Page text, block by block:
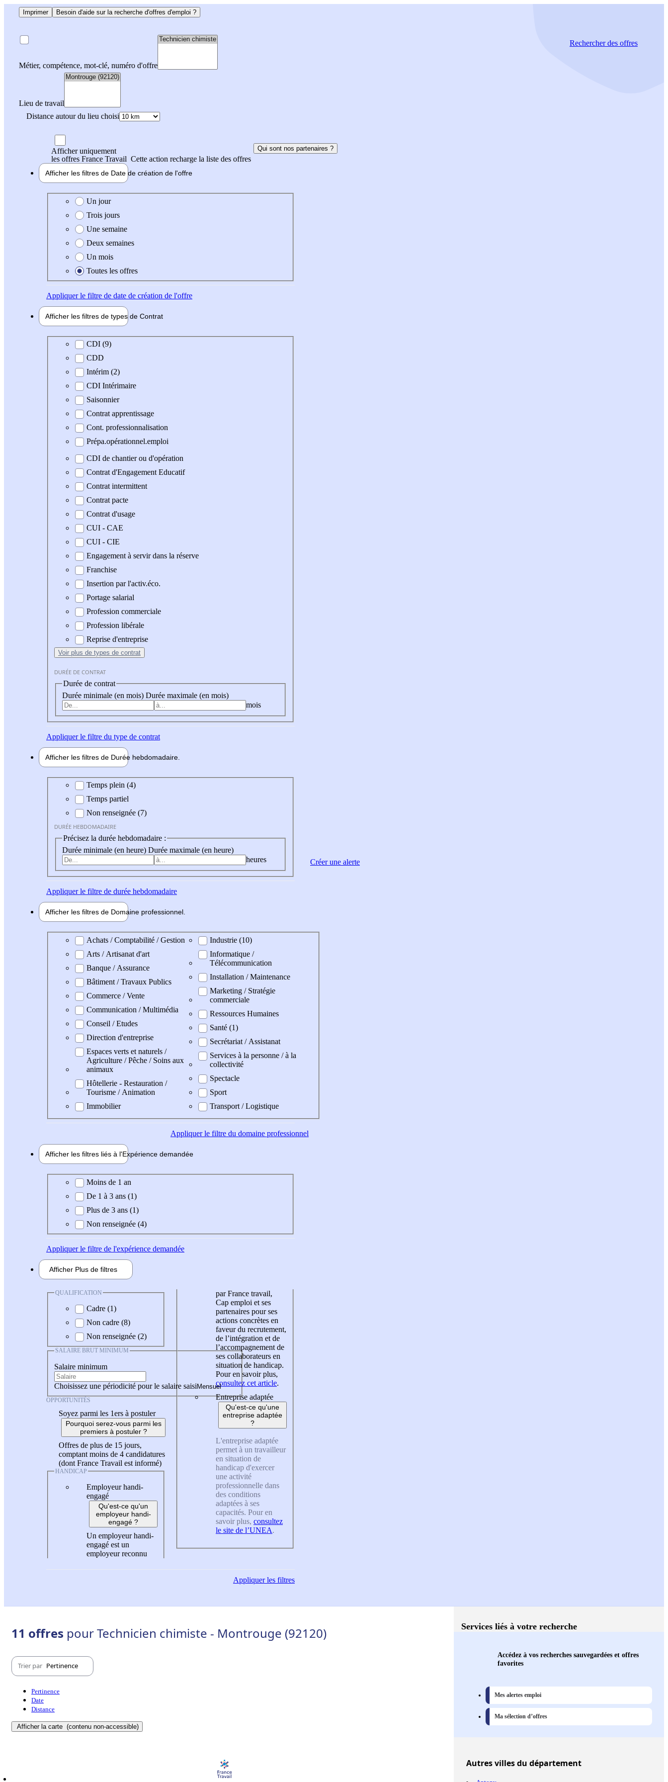
Imprimer Besoin d'aide sur la recherche d'offres d'emploi ?
Métier, compétence, mot-clé, numéro d'offre
Lieu de travail
Distance autour du lieu choisi
Rechercherdes offres
Afficher uniquement
les offres France Travail Cette action recharge la liste des offres
Qui sont nos partenaires ?
Afficher les filtres de Date de création de l'offre
Date de création de l'offre
Un jour
Trois jours
Une semaine
Deux semaines
Un mois
Toutes les offres
Appliquerle filtre de date de création de l'offre
Afficher les filtres de types de Contrat
Type de contrat
CDI (9)
CDD
Intérim (2)
CDI Intérimaire
Saisonnier
Contrat apprentissage
Cont. professionnalisation
Prépa.opérationnel.emploi
CDI de chantier ou d'opération
Contrat d'Engagement Educatif
Contrat intermittent
Contrat pacte
Contrat d'usage
CUI - CAE
CUI - CIE
Engagement à servir dans la réserve
Franchise
Insertion par l'activ.éco.
Portage salarial
Profession commerciale
Profession libérale
Reprise d'entreprise
Voir plus de types de contrat
DURÉE DE CONTRAT
Durée de contrat
Durée minimale (en mois) Durée maximale (en mois)
mois
Appliquerle filtre du type de contrat
Afficher les filtres de Durée hebdomadaire
Durée hebdomadaire
Temps plein (4)
Temps partiel
Non renseignée (7)
DURÉE HEBDOMADAIRE
Précisez la durée hebdomadaire :
Durée minimale (en heure) Durée maximale (en heure)
heures
Appliquerle filtre de durée hebdomadaire
Afficher les filtres de Domaine professionnel
Domaine professionel
Achats / Comptabilité / Gestion
Arts / Artisanat d'art
Banque / Assurance
Bâtiment / Travaux Publics
Commerce / Vente
Communication / Multimédia
Conseil / Etudes
Direction d'entreprise
Espaces verts et naturels /
Agriculture / Pêche / Soins aux
animaux
Hôtellerie - Restauration /
Tourisme / Animation
Immobilier
Industrie (10)
Informatique /
Télécommunication
Installation / Maintenance
Marketing / Stratégie
commerciale
Ressources Humaines
Santé (1)
Secrétariat / Assistanat
Services à la personne / à la
collectivité
Spectacle
Sport
Transport / Logistique
Appliquerle filtre du domaine professionnel
Afficher les filtres liés à l'Expérience demandée
Expérience demandée
Moins de 1 an
De 1 à 3 ans (1)
Plus de 3 ans (1)
Non renseignée (4)
Appliquerle filtre de l'expérience demandée
Afficher Plus de filtres
QUALIFICATION
Cadre (1)
Non cadre (8)
Non renseignée (2)
SALAIRE BRUT MINIMUM
Salaire minimum
Choisissez une périodicité pour le salaire saisi
OPPORTUNITÉS
Soyez parmi les 1ers à postuler
Pourquoi serez-vous parmi les
premiers à postuler ?
Offres de plus de 15 jours,
comptant moins de 4 candidatures
(dont France Travail est informé)
HANDICAP
Employeur handi-
engagé
Qu'est-ce qu'un
employeur handi-
engagé ?
Un employeur handi-
engagé est un
employeur reconnu
par France travail,
Cap emploi et ses
partenaires pour ses
actions concrètes en
faveur du recrutement,
de l’intégration et de
l’accompagnement de
ses collaborateurs en
situation de handicap.
Pour en savoir plus,
consultez cet article.
Entreprise adaptée
Qu'est-ce qu'une
entreprise adaptée
?
L'entreprise adaptée
permet à un travailleur
en situation de
handicap d'exercer
une activité
professionnelle dans
des conditions
adaptées à ses
capacités. Pour en
savoir plus, consultez
le site de l’UNEA.
Appliquerles filtres
Créer une alerte
11 offres pour Technicien chimiste - Montrouge (92120)
Trier par Pertinence
Pertinence
Date
Distance
Afficher la carte (contenu non-accessible)
Services liés à votre recherche
Accédez à vos recherches sauvegardées et offres
favorites
Mes alertes emploi
Ma sélection d’offres
Autresvillesdu département